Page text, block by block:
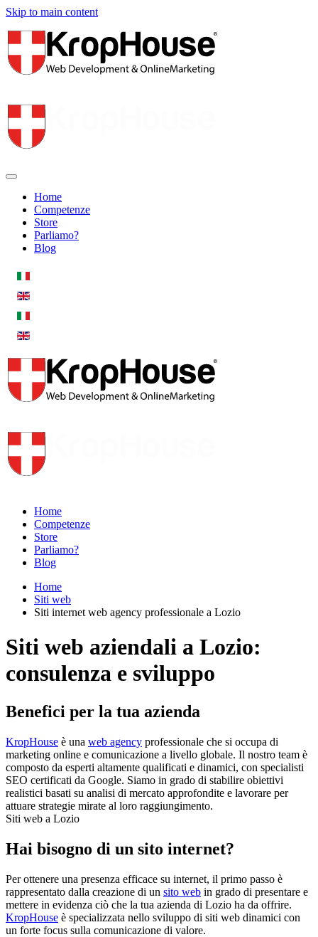
Skip to main content
Home
Competenze
Store
Parliamo?
Blog
Home
Competenze
Store
Parliamo?
Blog
Home
Siti web
Siti internet web agency professionale a Lozio
Siti web aziendali a Lozio:
consulenza e sviluppo
Benefici per la tua azienda
KropHouse è una web agency professionale che si occupa di
marketing online e comunicazione a livello globale. Il nostro team è
composto da esperti altamente qualificati e dinamici, con specialisti
SEO certificati da Google. Siamo in grado di stabilire obiettivi
realistici basati su analisi di mercato approfondite e lavorare per
attuare strategie mirate al loro raggiungimento.
Siti web a Lozio
Hai bisogno di un sito internet?
Per ottenere una presenza efficace su internet, il primo passo è
rappresentato dalla creazione di un sito web in grado di presentare e
mettere in evidenza ciò che la tua azienda di Lozio ha da offrire.
KropHouse è specializzata nello sviluppo di siti web dinamici con
un forte focus sulla comunicazione di valore.